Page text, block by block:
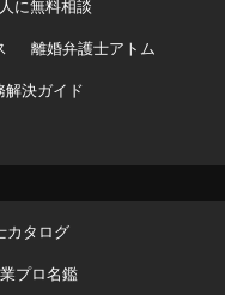
に無料相談
離婚弁護士アトム
解決ガイド
カタログ
プロ名鑑